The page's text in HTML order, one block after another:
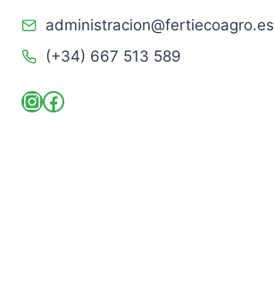
administracion@fertiecoagro.es
(+34) 667 513 589
Instagram
Facebook